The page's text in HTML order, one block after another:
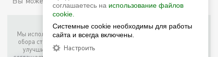
Фирменный интернет-магазин LM Shop © 2026
Мы используем собственные куки (соокіе) и куки третьих лиц для
обора статистики, маркетинговых целей, а также для того, чтобы
улучшить работу сайта. Продолжая просмотр этого сайта, вы
соглашаетесь на использование файлов
cookie.
Системные cookie необходимы для работы
сайта и всегда включены.
Настроить